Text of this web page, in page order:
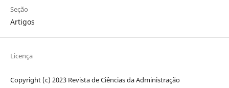
Seção
Artigos
Licença
Copyright (c) 2023 Revista de Ciências da Administração